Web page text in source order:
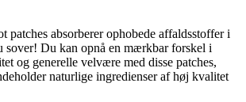
stk
patches absorberer ophobede affaldsstoffer i
sover! Du kan opnå en mærkbar forskel i
og generelle velvære med disse patches,
naturlige ingredienser af høj kvalitet